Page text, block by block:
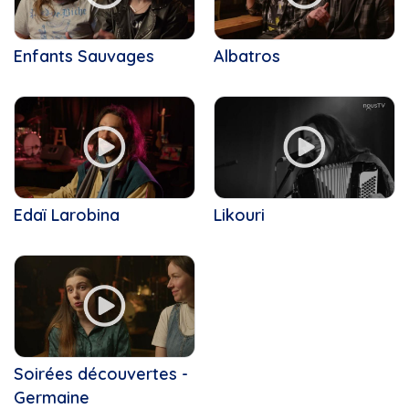
Femmes
Folk, Beaulac
Gabrielle Proulx
Garderie
Gars coin janna kate boite...
Groupe Coderr
Instinct Canin
Jeunesse
Jodie Duplisea,Le temple...
Julian Reusing Marc-André...
Justenbois, Memphrémagog:...
Kolas Experiment chandail...
L'orée des champs
La Virée Cogeco
Le magicien des couleurs
Le Québec connecté
Engagés
Ensemble vocal Les Voix Libres
Ensemble vocal Voix Libres
Fun regarder films
Gribouille Bouille
Instinct canin
La boîte à chansons
La Féérie de Noël
La Montagnarde : Première...
La route des clochers
La Tête dans les nuances
La veillée des Dufour
La Virée Cogeco avec...
Le 150e du Canada
Le Choeur Pro-Musica
Le Croqueur de tronches
Le magicien des couleurs
Enfants Sauvages Albatros
Edaï Larobina Likouri
Soirées découvertes -
Germaine